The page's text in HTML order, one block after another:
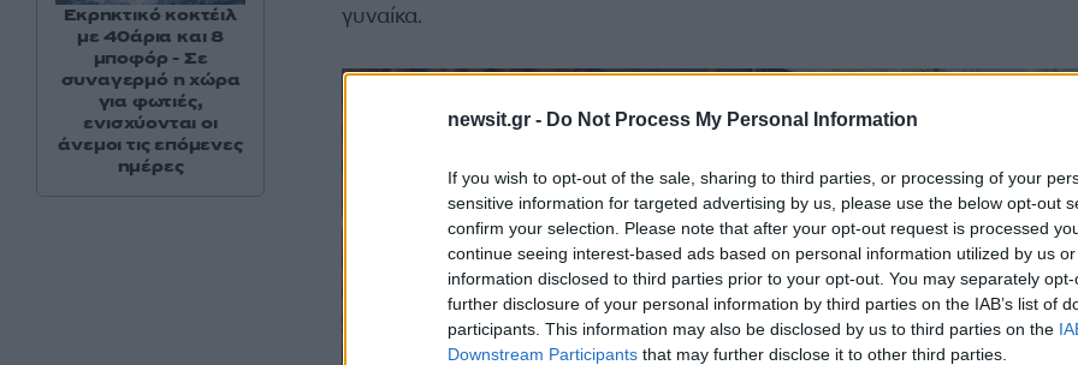
newsit.gr - Do Not Process My Personal Information
If you wish to opt-out of the sale, sharing to third parties, or processing of your
sensitive information for targeted advertising by us, please use the below opt-out
confirm your selection. Please note that after your opt-out request is processed
continue seeing interest-based ads based on personal information utilized by us
information disclosed to third parties prior to your opt-out. You may separately
further disclosure of your personal information by third parties on the IAB’s list of
participants. This information may also be disclosed by us to third parties on the
Downstream Participants that may further disclose it to other third parties.
γυναίκα.
Εκρηκτικό κοκτέιλ
με 40άρια και 8
μποφόρ - Σε
συναγερμό η χώρα
για φωτιές,
ενισχύονται οι
άνεμοι τις επόμενες
ημέρες